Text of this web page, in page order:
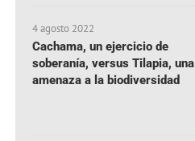
4 agosto 2022
Cachama, un ejercicio de
soberanía, versus Tilapia, una
amenaza a la biodiversidad